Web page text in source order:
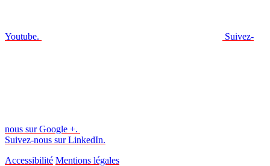
Youtube. Suivez-
nous sur Google +.
Suivez-nous sur LinkedIn.
Accessibilité Mentions légales